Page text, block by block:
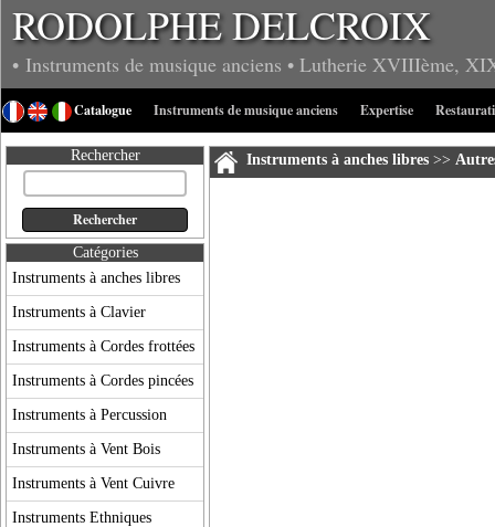
RODOLPHE DELCROIX
• Instruments de musique anciens • Lutherie XVIIIème,
Catalogue Instruments de musique anciens Expertise
Rechercher
Catégories
Instruments à anches libres
Instruments à Clavier
Instruments à Cordes frottées
Instruments à Cordes pincées
Instruments à Percussion
Instruments à Vent Bois
Instruments à Vent Cuivre
Instruments Ethniques
Instruments à anches libres>>